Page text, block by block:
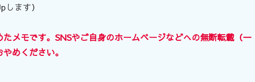
します）
メモです。SNSやご自身のホームページなどへの無断転載（一
めください。